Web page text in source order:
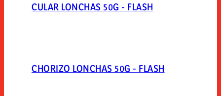
CULAR LONCHAS 50G - FLASH
CHORIZO LONCHAS 50G - FLASH